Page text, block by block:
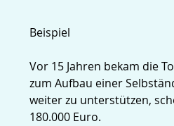
Beispiel
Vor 15 Jahren bekam die
zum Aufbau einer
weiter zu unterstützen,
180.000 Euro.